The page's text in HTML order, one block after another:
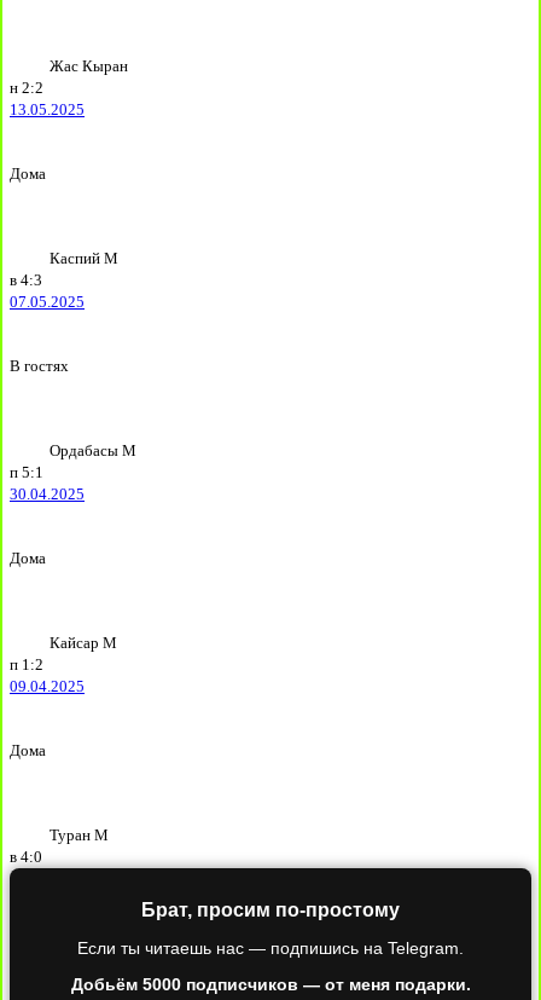
Жас Кыран
н 2:2
13.05.2025
Дома
Каспий М
в 4:3
07.05.2025
В гостях
Ордабасы М
п 5:1
30.04.2025
Дома
Кайсар М
п 1:2
09.04.2025
Дома
Туран М
в 4:0
Брат, просим по-простому
Если ты читаешь нас — подпишись на Telegram.
Добьём 5000 подписчиков — от меня подарки.